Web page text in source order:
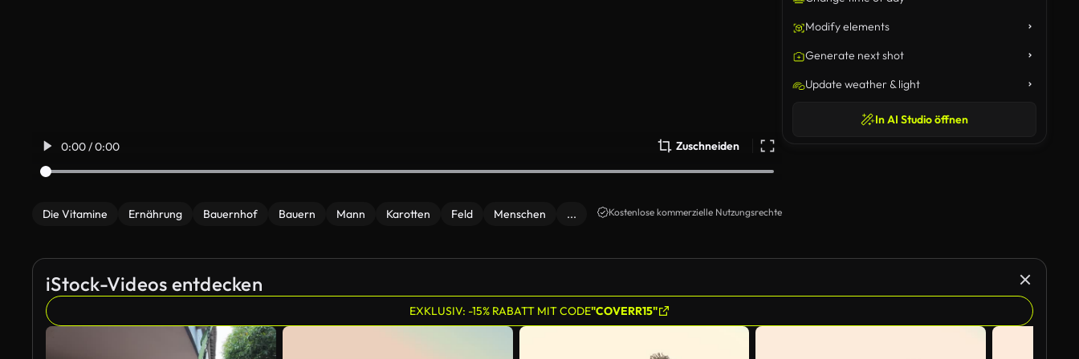
0:00 / 0:00 Zuschneiden
Die Vitamine Ernährung Bauernhof Bauern Mann Karotten Feld Menschen ... Kostenlose kommerzielle Nutzungsrechte
Modify elements
Generate next shot
Update weather & light
In AI Studio öffnen
iStock-Videos entdecken
EXKLUSIV: -15% RABATT MIT CODE"COVERR15"